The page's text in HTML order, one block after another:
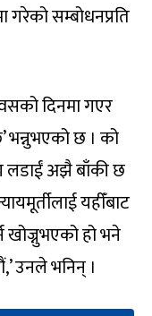
सम्बोधनप्रति
दिनमा गएर
भन्नुभएको छ । को
लडाईं अझै बाँकी छ
यहीँबाट
खोज्नुभएको हो भने
उनले भनिन् ।